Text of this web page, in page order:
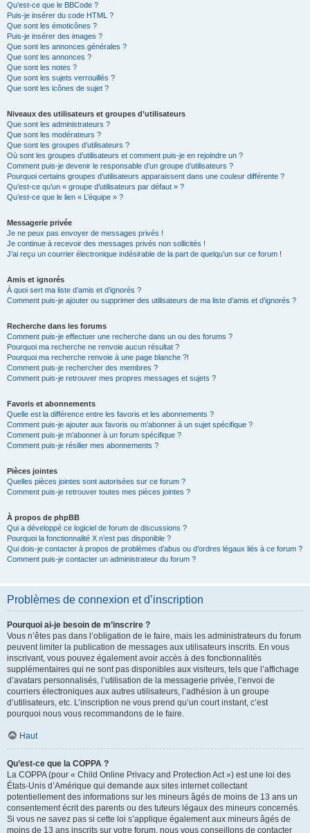
Qu’est-ce que le BBCode ?
Puis-je insérer du code HTML ?
Que sont les émoticônes ?
Puis-je insérer des images ?
Que sont les annonces générales ?
Que sont les annonces ?
Que sont les notes ?
Que sont les sujets verrouillés ?
Que sont les icônes de sujet ?
Niveaux des utilisateurs et groupes d’utilisateurs
Que sont les administrateurs ?
Que sont les modérateurs ?
Que sont les groupes d’utilisateurs ?
Où sont les groupes d’utilisateurs et comment puis-je en rejoindre un ?
Comment puis-je devenir le responsable d’un groupe d’utilisateurs ?
Pourquoi certains groupes d’utilisateurs apparaissent dans une couleur différente ?
Qu’est-ce qu’un « groupe d’utilisateurs par défaut » ?
Qu’est-ce que le lien « L’équipe » ?
Messagerie privée
Je ne peux pas envoyer de messages privés !
Je continue à recevoir des messages privés non sollicités !
J’ai reçu un courrier électronique indésirable de la part de quelqu’un sur ce forum !
Amis et ignorés
À quoi sert ma liste d’amis et d’ignorés ?
Comment puis-je ajouter ou supprimer des utilisateurs de ma liste d’amis et d’ignorés ?
Recherche dans les forums
Comment puis-je effectuer une recherche dans un ou des forums ?
Pourquoi ma recherche ne renvoie aucun résultat ?
Pourquoi ma recherche renvoie à une page blanche ?!
Comment puis-je rechercher des membres ?
Comment puis-je retrouver mes propres messages et sujets ?
Favoris et abonnements
Quelle est la différence entre les favoris et les abonnements ?
Comment puis-je ajouter aux favoris ou m’abonner à un sujet spécifique ?
Comment puis-je m’abonner à un forum spécifique ?
Comment puis-je résilier mes abonnements ?
Pièces jointes
Quelles pièces jointes sont autorisées sur ce forum ?
Comment puis-je retrouver toutes mes pièces jointes ?
À propos de phpBB
Qui a développé ce logiciel de forum de discussions ?
Pourquoi la fonctionnalité X n’est pas disponible ?
Qui dois-je contacter à propos de problèmes d’abus ou d’ordres légaux liés à ce forum ?
Comment puis-je contacter un administrateur du forum ?
Problèmes de connexion et d’inscription
Pourquoi ai-je besoin de m’inscrire ?
Vous n’êtes pas dans l’obligation de le faire, mais les administrateurs du forum
peuvent limiter la publication de messages aux utilisateurs inscrits. En vous
inscrivant, vous pouvez également avoir accès à des fonctionnalités
supplémentaires qui ne sont pas disponibles aux visiteurs, tels que l’affichage
d’avatars personnalisés, l’utilisation de la messagerie privée, l’envoi de
courriers électroniques aux autres utilisateurs, l’adhésion à un groupe
d’utilisateurs, etc. L’inscription ne vous prend qu’un court instant, c’est
pourquoi nous vous recommandons de le faire.
Haut
Qu’est-ce que la COPPA ?
La COPPA (pour « Child Online Privacy and Protection Act ») est une loi des
États-Unis d’Amérique qui demande aux sites internet collectant
potentiellement des informations sur les mineurs âgés de moins de 13 ans un
consentement écrit des parents ou des tuteurs légaux des mineurs concernés.
Si vous ne savez pas si cette loi s’applique également aux mineurs âgés de
moins de 13 ans inscrits sur votre forum, nous vous conseillons de contacter